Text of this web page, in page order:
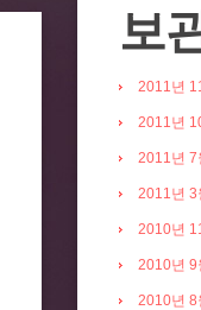
보
2011년
2011년
2011년 7
2011년 3
2010년
2010년 9
2010년 8